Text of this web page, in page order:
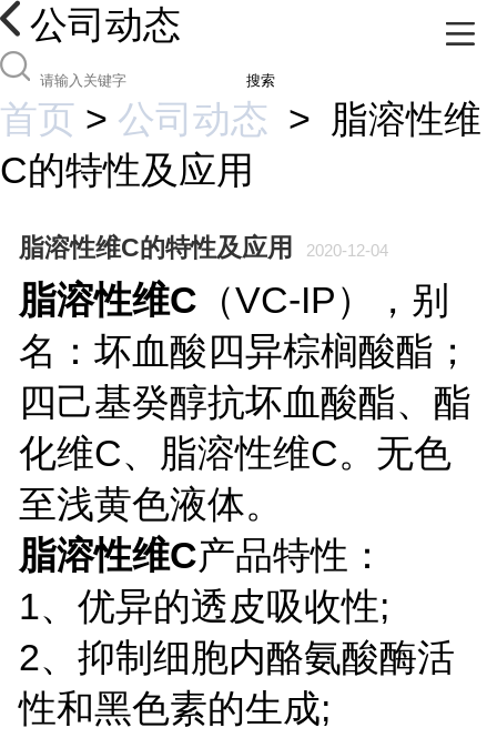
公司动态
搜索
首页 > 公司动态 > 脂溶性维
C的特性及应用
脂溶性维C的特性及应用 2020-12-04
脂溶性维C （VC-IP），别
名：坏血酸四异棕榈酸酯；
四己基癸醇抗坏血酸酯、酯
化维C、脂溶性维C。无色
至浅黄色液体。
脂溶性维C产品特性：
1、优异的透皮吸收性;
2、抑制细胞内酪氨酸酶活
性和黑色素的生成;